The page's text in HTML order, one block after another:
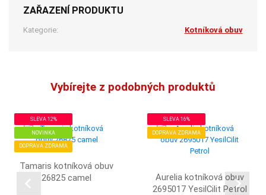
ZAŘAZENÍ PRODUKTU
Kategorie: Kotníková obuv
Vybírejte z podobných produktů
SLEVA 12%
NOVINKA
DOPRAVA ZDRAMA
Tamaris kotníková obuv
26825 camel
SLEVA 16%
DOPRAVA ZDRAMA
Aurelia kotníková obuv
2695017 YesilCilit Petrol